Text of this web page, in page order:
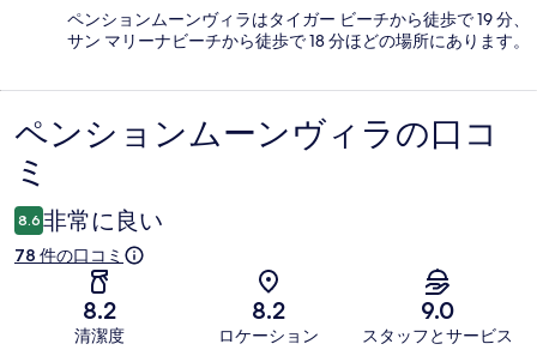
ペンションムーンヴィラはタイガー ビーチから徒歩で 19 分、
サン マリーナビーチから徒歩で 18 分ほどの場所にあります。
口
コ
ミ
ペンションムーンヴィラの口コ
ミ
8.6 非常に良い
78 件の口コミ
8.2
清潔度
8.2
ロケーション
9.0
スタッフとサービス